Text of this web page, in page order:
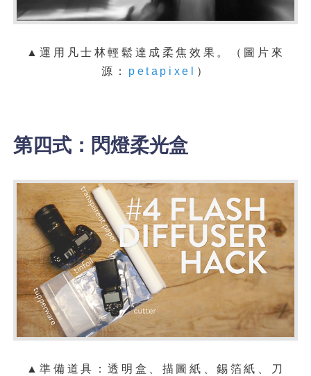
▲運用凡士林輕鬆達成柔焦效果。（圖片來
源： petapixel ）
第四式：閃燈柔光盒
▲準備道具：透明盒、描圖紙、錫箔紙、刀